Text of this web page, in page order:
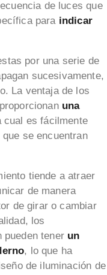
de luces que
paraindicar
por una serie de
sucesivamente,
La ventaja de los
una
cual es fácilmente
se encuentran
tiende a atraer
de manera
de girar o cambiar
los
pueden tener un
, lo que ha
de iluminación de